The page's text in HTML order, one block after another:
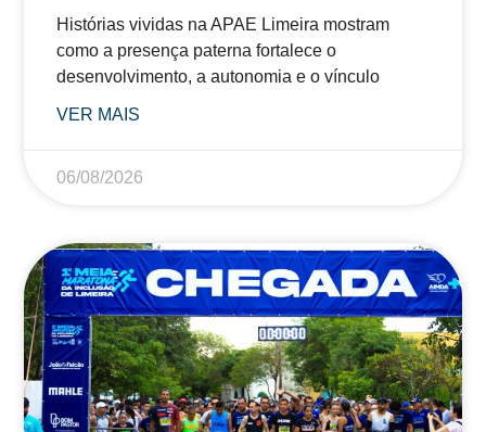
Histórias vividas na APAE Limeira mostram
como a presença paterna fortalece o
desenvolvimento, a autonomia e o vínculo
VER MAIS
06/08/2026